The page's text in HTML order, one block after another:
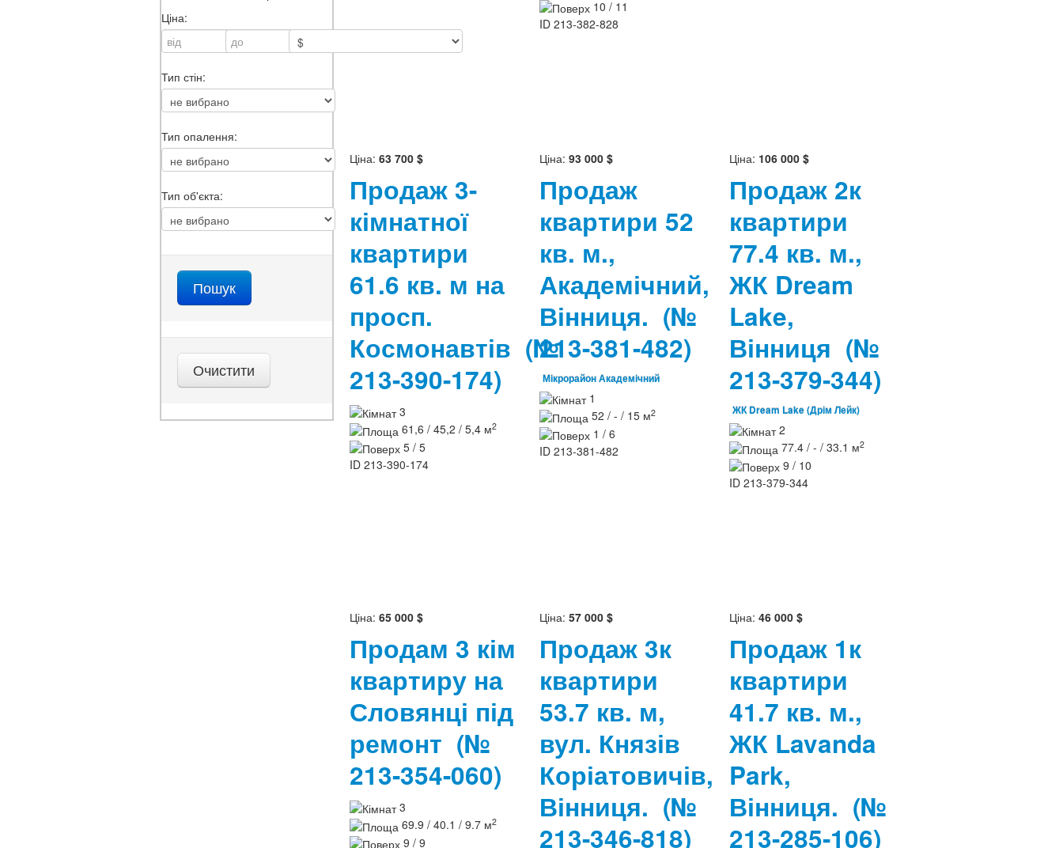
Ціна:
Тип стін:
Тип опалення:
Тип об'єкта:
10 / 11
ID 213-382-828
Ціна: 63 700 $
Продаж 3-
кімнатної
квартири
61.6 кв. м на
просп.
Космонавтів (№
213-390-174)
3
61,6 / 45,2 / 5,4 м2
5 / 5
ID 213-390-174
Ціна: 93 000 $
Продаж
квартири 52
кв. м.,
Академічний,
Вінниця. (№
213-381-482)
Мікрорайон Академічний
1
52 / - / 15 м2
1 / 6
ID 213-381-482
Ціна: 106 000 $
Продаж 2к
квартири
77.4 кв. м.,
ЖК Dream
Lake,
Вінниця (№
213-379-344)
ЖК Dream Lake (Дрім Лейк)
2
77.4 / - / 33.1 м2
9 / 10
ID 213-379-344
Ціна: 65 000 $
Продам 3 кім
квартиру на
Словянці під
ремонт (№
213-354-060)
3
69.9 / 40.1 / 9.7 м2
9 / 9
Ціна: 57 000 $
Продаж 3к
квартири
53.7 кв. м,
вул. Князів
Коріатовичів,
Вінниця. (№
213-346-818)
Ціна: 46 000 $
Продаж 1к
квартири
41.7 кв. м.,
ЖК Lavanda
Park,
Вінниця. (№
213-285-106)